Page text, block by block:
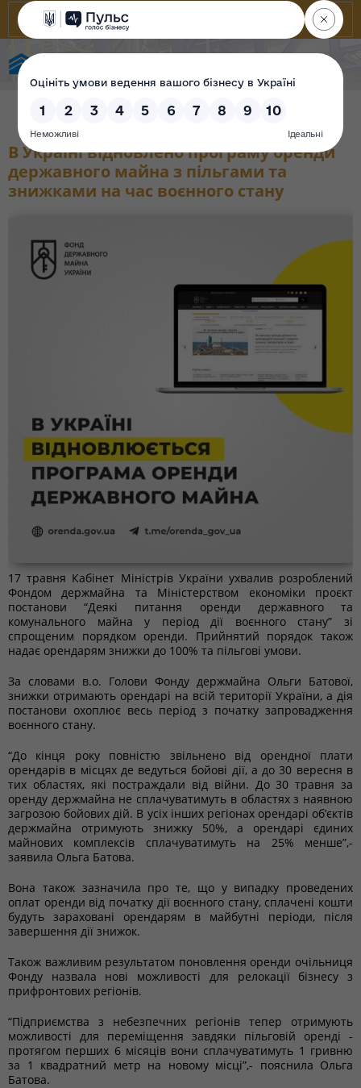
В Україні відновлено програму оренди
державного майна з пільгами та
знижками на час воєнного стану
17 травня Кабінет Міністрів України ухвалив розроблений
Фондом держмайна та Міністерством економіки проєкт
постанови “Деякі питання оренди державного та
комунального майна у період дії воєнного стану” зі
спрощеним порядком оренди. Прийнятий порядок також
надає орендарям знижки до 100% та пільгові умови.
За словами в.о. Голови Фонду держмайна Ольги Батової,
знижки отримають орендарі на всій території України, а дія
постанови охоплює весь період з початку запровадження
воєнного стану.
“До кінця року повністю звільнено від орендної плати
орендарів в місцях де ведуться бойові дії, а до 30 вересня в
тих областях, які постраждали від війни. До 30 травня за
оренду держмайна не сплачуватимуть в областях з наявною
загрозою бойових дій. В усіх інших регіонах орендарі об’єктів
держмайна отримують знижку 50%, а орендарі єдиних
майнових комплексів сплачуватимуть на 25% менше”,-
заявила Ольга Батова.
Вона також зазначила про те, що у випадку проведених
оплат оренди від початку дії воєнного стану, сплачені кошти
будуть зараховані орендарям в майбутні періоди, після
завершення дії знижок.
Також важливим результатом поновлення оренди очільниця
Фонду назвала нові можливості для релокації бізнесу з
прифронтових регіонів.
“Підприємства з небезпечних регіонів тепер отримують
можливості для переміщення завдяки пільговій оренді -
протягом перших 6 місяців вони сплачуватимуть 1 гривню
за 1 квадратний метр на новому місці”,- пояснила Ольга
Батова.